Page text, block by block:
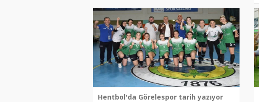
Hentbol'da Görelespor tarih yazıyor